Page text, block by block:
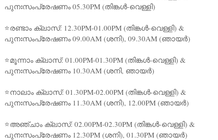
പുനഃസംപ്രേഷണം 05.30PM (തിങ്കൾ-വെള്ളി)
⭐രണ്ടാം ക്ലാസ്: 12.30PM-01.00PM (തിങ്കൾ-വെള്ളി) &
പുനഃസംപ്രേഷണം 09.00AM (ശനി), 09.30AM (ഞായർ)
⭐മൂന്നാം ക്ലാസ്: 01.00PM-01.30PM (തിങ്കൾ-വെള്ളി) &
പുനഃസംപ്രേഷണം 10.30AM (ശനി, ഞായർ)
⭐നാലാം ക്ലാസ്: 01.30PM-02.00PM (തിങ്കൾ-വെള്ളി) &
പുനഃസംപ്രേഷണം 11.30AM (ശനി), 12.00PM (ഞായർ)
⭐അഞ്ചാം ക്ലാസ്: 02.00PM-02.30PM (തിങ്കൾ-വെള്ളി) &
പുനഃസംപ്രേഷണം 12.30PM (ശനി), 01.30PM (ഞായർ)